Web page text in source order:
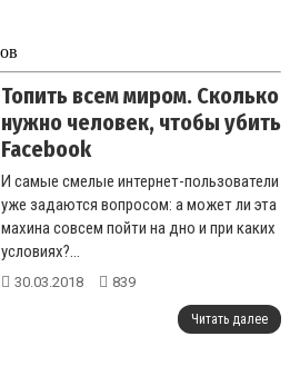
Топить всем миром. Сколько
нужно человек, чтобы убить
Facebook
И самые смелые интернет-пользователи
уже задаются вопросом: а может ли эта
махина совсем пойти на дно и при каких
условиях?...
30.03.2018 839
Читать далее